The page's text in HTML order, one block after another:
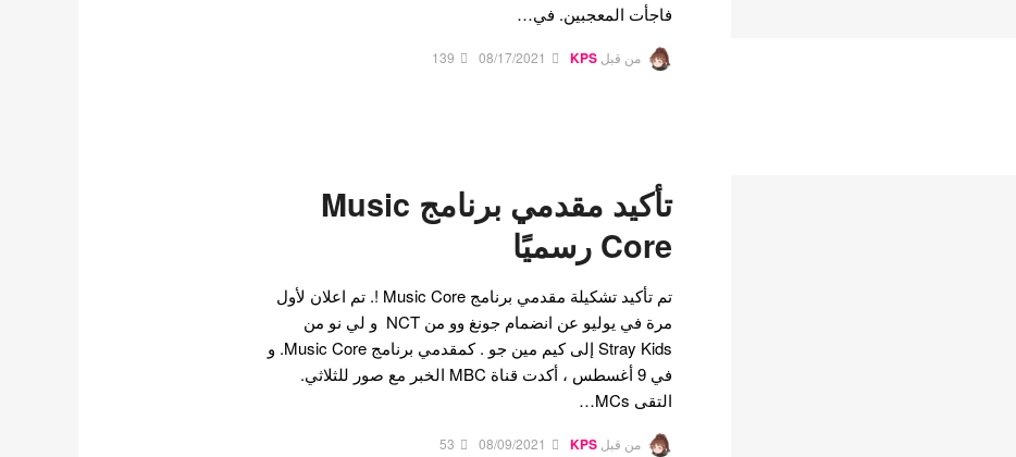
فاجأت المعجبين. في…
من قبل KPS
08/17/2021
139
تأكيد مقدمي برنامج Music
Core رسميًا
تم تأكيد تشكيلة مقدمي برنامج Music Core !. تم اعلان لأول
مرة في يوليو عن انضمام جونغ وو من NCT و لي نو من
Stray Kids إلى كيم مين جو . كمقدمي برنامج Music Core. و
في 9 أغسطس ، أكدت قناة MBC الخبر مع صور للثلاثي.
التقى MCs…
من قبل KPS
08/09/2021
53